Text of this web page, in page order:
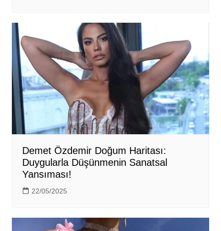
Demet Özdemir Doğum Haritası:
Duygularla Düşünmenin Sanatsal
Yansıması!
22/05/2025